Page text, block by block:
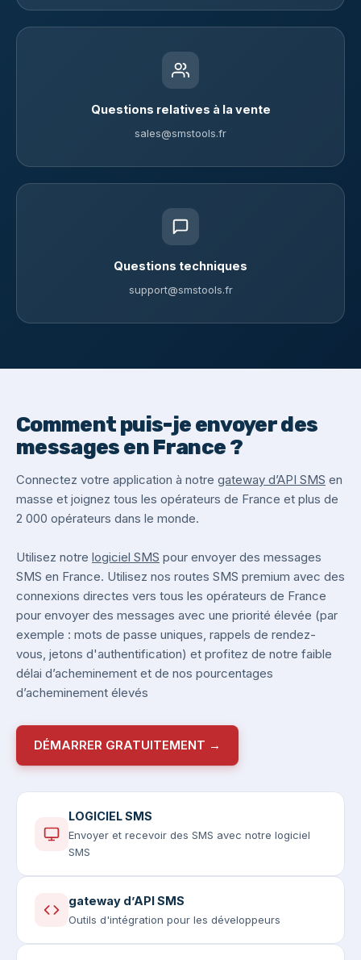
Questions relatives à la vente
sales@smstools.fr
Questions techniques
support@smstools.fr
Comment puis-je envoyer des
messages en France ?
Connectez votre application à notre gateway d’API SMS en
masse et joignez tous les opérateurs de France et plus de
2 000 opérateurs dans le monde.
Utilisez notre logiciel SMS pour envoyer des messages
SMS en France. Utilisez nos routes SMS premium avec des
connexions directes vers tous les opérateurs de France
pour envoyer des messages avec une priorité élevée (par
exemple : mots de passe uniques, rappels de rendez-
vous, jetons d'authentification) et profitez de notre faible
délai d’acheminement et de nos pourcentages
d’acheminement élevés
DÉMARRER GRATUITEMENT →
LOGICIEL SMS
Envoyer et recevoir des SMS avec notre logiciel
SMS
gateway d’API SMS
Outils d'intégration pour les développeurs